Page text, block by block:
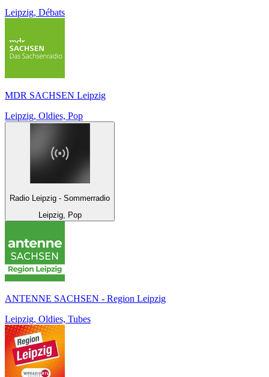
Leipzig, Débats
MDR SACHSEN Leipzig
Leipzig, Oldies, Pop
Radio Leipzig - Sommerradio
Leipzig, Pop
ANTENNE SACHSEN - Region Leipzig
Leipzig, Oldies, Tubes